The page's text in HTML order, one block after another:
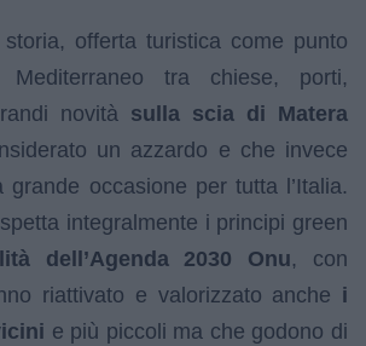
offerta turistica come punto
Mediterraneo tra chiese, porti,
novità sulla scia di Matera
un azzardo e che invece
grande occasione per tutta l’Italia.
integralmente i principi green
dell’Agenda 2030 Onu, con
riattivato e valorizzato anche i
e più piccoli ma che godono di